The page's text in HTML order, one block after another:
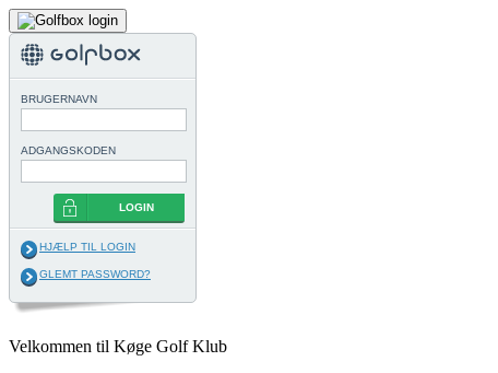
BRUGERNAVN
ADGANGSKODEN
LOGIN
HJÆLP TIL LOGIN
GLEMT PASSWORD?
Velkommen til Køge Golf Klub